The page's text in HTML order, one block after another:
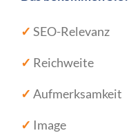
✓ SEO-Relevanz
✓ Reichweite
✓ Aufmerksamkeit
✓ Image